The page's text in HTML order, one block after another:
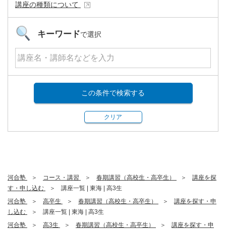
講座の種類について
キーワードで選択
この条件で検索する
クリア
河合塾 コース・講習 春期講習（高校生・高卒生）
講座を探
す・申し込む
講座一覧 | 東海 | 高3生
河合塾
高卒生 春期講習（高校生・高卒生）
講座を探す・申
し込む
講座一覧 | 東海 | 高3生
河合塾
高3生 春期講習（高校生・高卒生）
講座を探す・申